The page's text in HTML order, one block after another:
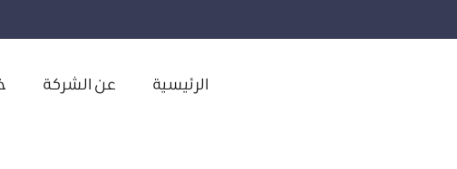
الرئيسية عن الشركة